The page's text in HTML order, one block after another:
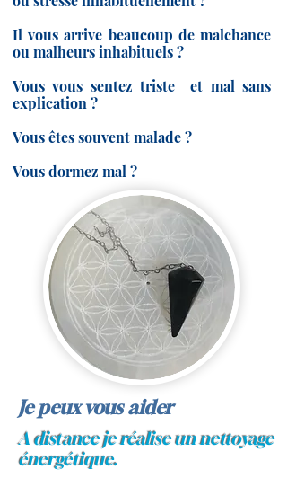
Il vous arrive beaucoup de malchance
ou malheurs inhabituels ?
Vous vous sentez triste et mal sans
explication ?
Vous êtes souvent malade ?
Vous dormez mal ?
Je peux vous aider
A distance je réalise un nettoyage
énergétique.